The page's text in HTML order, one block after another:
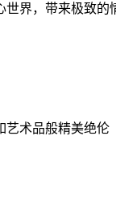
世界，带来极致的
艺术品般精美绝伦